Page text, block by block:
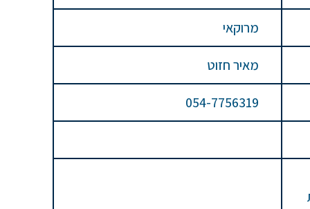
מרוקאי
מאיר חזוט
054-7756319